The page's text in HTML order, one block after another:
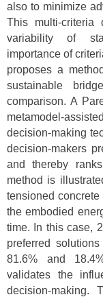
also to minimize
This multi-criteria
variability of
importance of
proposes a
sustainable
comparison. A
metamodel-
decision-making
decision-makers
and thereby
method is
tensioned
the embodied
time. In this case,
preferred
81.6% and
validates the
decision-making.